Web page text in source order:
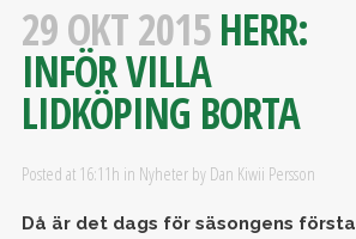
29 OKT 2015HERR:
INFÖR VILLA
LIDKÖPING BORTA
Posted at 16:11h in Nyheter by Dan Kiwii Persson
Då är det dags för säsongens första